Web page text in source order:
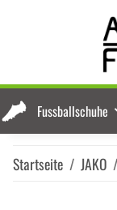
Fussballschuhe
Startseite JAKO